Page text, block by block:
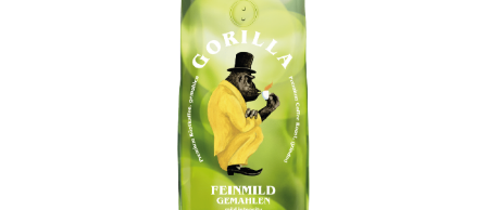
i
c
h
e
r
P
r
e
P
r
e
i
s
i
s
t